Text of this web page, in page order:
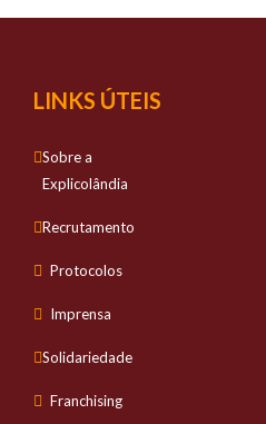
LINKS ÚTEIS
Sobre a
Explicolândia
Recrutamento
Protocolos
Imprensa
Solidariedade
Franchising